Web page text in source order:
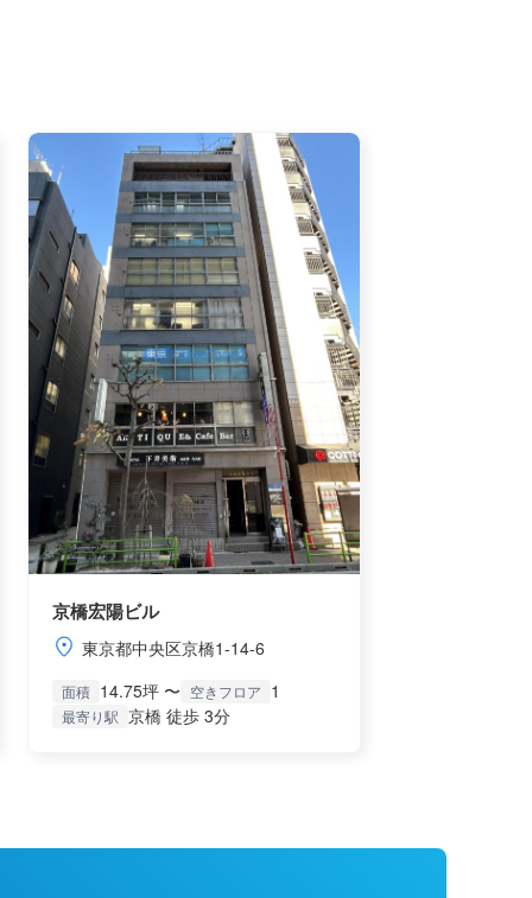
京橋宏陽ビル
東京都中央区京橋1-14-6
面積 14.75坪 〜 空きフロア 1
最寄り駅 京橋 徒歩 3分